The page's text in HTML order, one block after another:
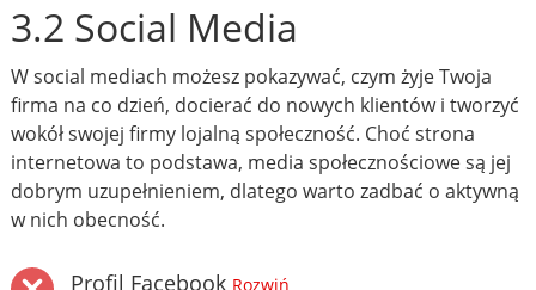
3.2 Social Media
W social mediach możesz pokazywać, czym żyje Twoja
firma na co dzień, docierać do nowych klientów i tworzyć
wokół swojej firmy lojalną społeczność. Choć strona
internetowa to podstawa, media społecznościowe są jej
dobrym uzupełnieniem, dlatego warto zadbać o aktywną
w nich obecność.
Profil Facebook